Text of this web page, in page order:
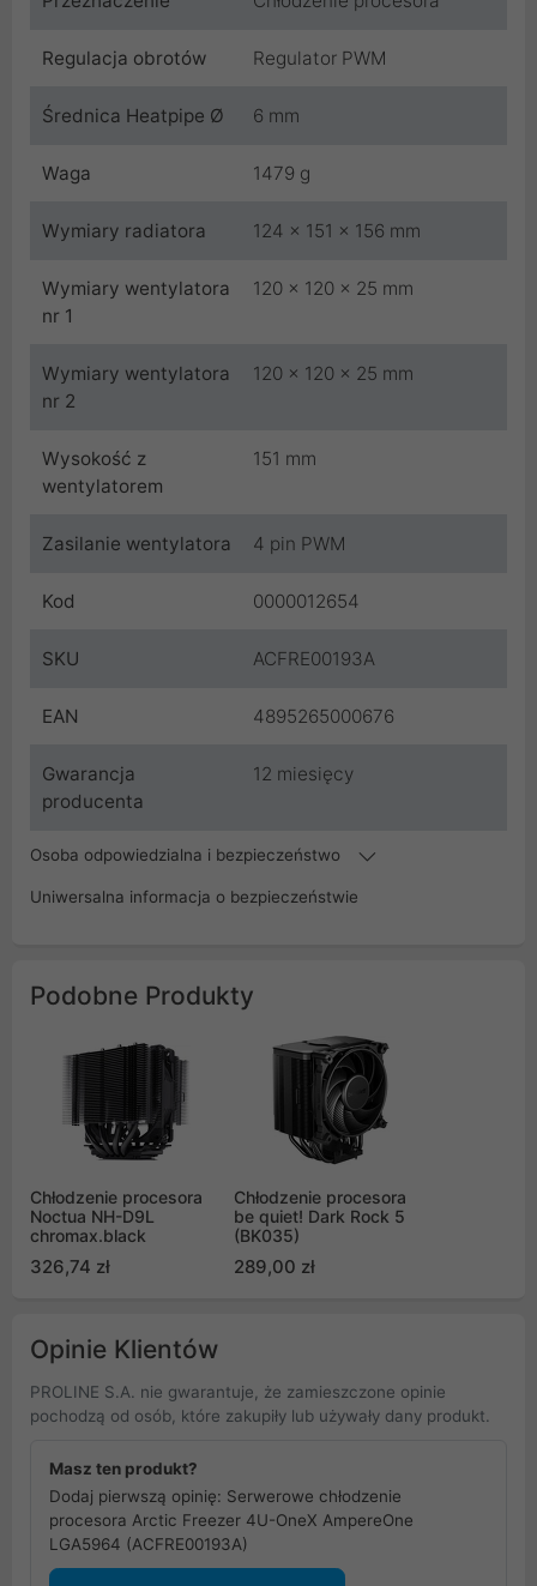
Regulacja obrotów Regulator PWM
Średnica Heatpipe Ø 6 mm
Waga 1479 g
Wymiary radiatora 124 x 151 x 156 mm
Wymiary wentylatora
nr 1
120 x 120 x 25 mm
Wymiary wentylatora
nr 2
120 x 120 x 25 mm
Wysokość z
wentylatorem
151 mm
Zasilanie wentylatora 4 pin PWM
Kod 0000012654
SKU ACFRE00193A
EAN 4895265000676
Gwarancja
producenta
12 miesięcy
Osoba odpowiedzialna i bezpieczeństwo
Uniwersalna informacja o bezpieczeństwie
Podobne Produkty
Chłodzenie procesora
Noctua NH-D9L
chromax.black
326,74 zł
Chłodzenie procesora
be quiet! Dark Rock 5
(BK035)
289,00 zł
Opinie Klientów
PROLINE S.A. nie gwarantuje, że zamieszczone opinie
pochodzą od osób, które zakupiły lub używały dany produkt.
Masz ten produkt?
Dodaj pierwszą opinię: Serwerowe chłodzenie
procesora Arctic Freezer 4U-OneX AmpereOne
LGA5964 (ACFRE00193A)